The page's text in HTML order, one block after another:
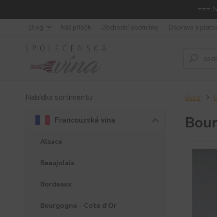
===
Blog Náš příběh Obchodní podmínky Doprava a
Nabídka sortimentu
Francouzská vína
Alsace
Beaujolais
Bordeaux
Bourgogne - Cote ď Or
Úvod